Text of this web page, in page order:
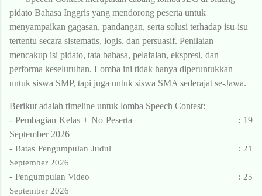
pidato Bahasa Inggris yang mendorong peserta untuk
menyampaikan gagasan, pandangan, serta solusi terhadap isu-isu
tertentu secara sistematis, logis, dan persuasif. Penilaian
mencakup isi pidato, tata bahasa, pelafalan, ekspresi, dan
performa keseluruhan. Lomba ini tidak hanya diperuntukkan
untuk siswa SMP, tapi juga untuk siswa SMA sederajat se-Jawa.
Berikut adalah timeline untuk lomba Speech Contest:
- Pembagian Kelas + No Peserta
: 19
September 2026
- Batas Pengumpulan Judul : 21
September 2026
- Pengumpulan Video
: 25
September 2026